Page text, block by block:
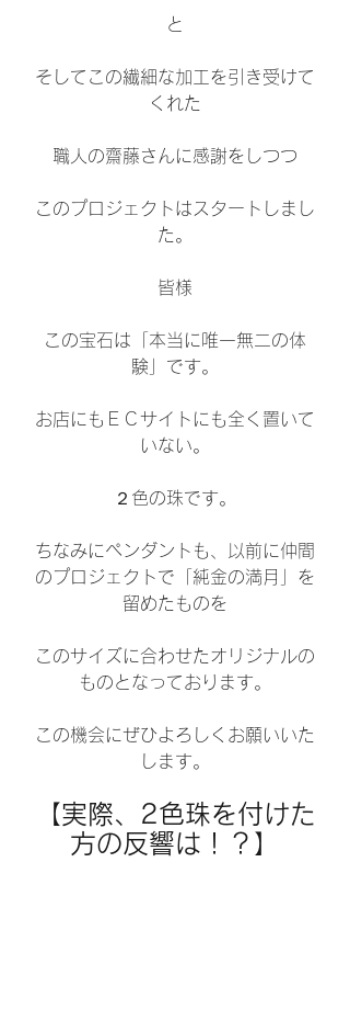
と
そしてこの繊細な加工を引き受けて
くれた
職人の齋藤さんに感謝をしつつ
このプロジェクトはスタートしまし
た。
皆様
この宝石は「本当に唯一無二の体
験」です。
お店にもＥＣサイトにも全く置いて
いない。
２色の珠です。
ちなみにペンダントも、以前に仲間
のプロジェクトで「純金の満月」を
留めたものを
このサイズに合わせたオリジナルの
ものとなっております。
この機会にぜひよろしくお願いいた
します。
【実際、2色珠を付けた
方の反響は！？】